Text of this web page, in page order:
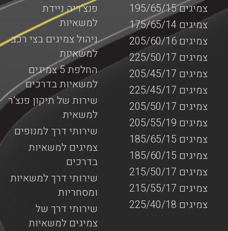
פנצ’ריה ניידת
למשאיות
ניהול צמיגים בצי רכב
למשאיות
החלפת 5 צמיגים
למשאיות בדרכים
שירות של תיקון פנצ’ר
למשאית
שירותי דרך למנופים
צמיגים למשאיות
בדרכים
שירותי דרך למשאיות
ומסחריות
שירותי דרך של
צמיגים למשאיות
צמיגים 195/65/15
צמיגים 175/65/14
צמיגים 205/60/16
צמיגים 225/50/17
צמיגים 205/45/17
צמיגים 225/45/17
צמיגים 205/50/17
צמיגים 205/55/19
צמיגים 185/65/15
צמיגים 185/60/15
צמיגים 215/50/17
צמיגים 215/55/17
צמיגים 225/40/18